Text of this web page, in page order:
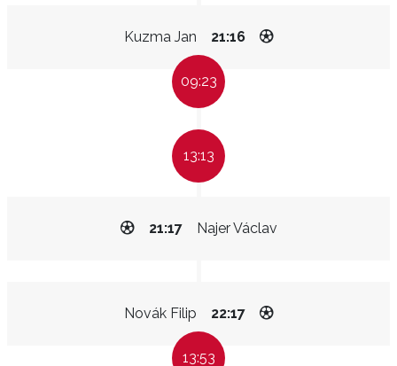
Kuzma Jan 21:16
09:23
13:13
Najer Václav
21:17
Novák Filip 22:17
13:53